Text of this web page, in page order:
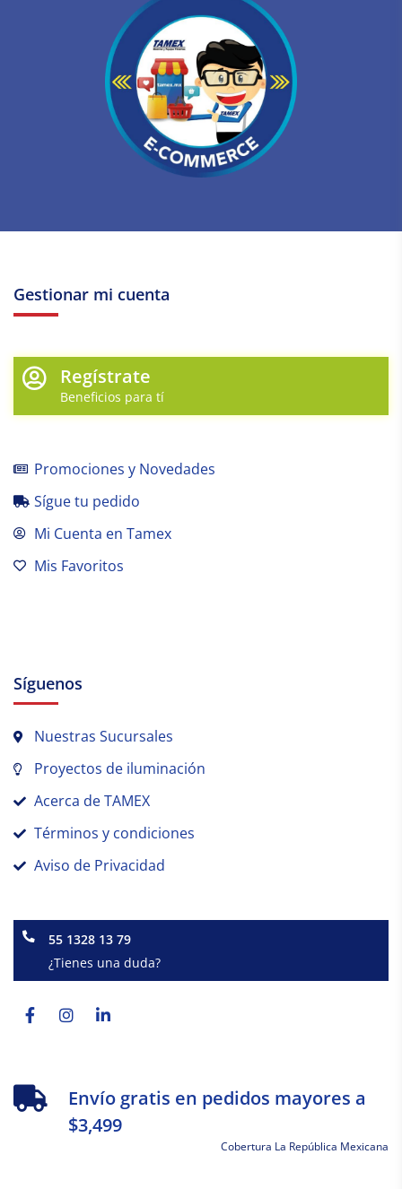
Gestionar mi cuenta
Regístrate
Beneficios para tí
Promociones y Novedades
Sígue tu pedido
Mi Cuenta en Tamex
Mis Favoritos
Síguenos
Nuestras Sucursales
Proyectos de iluminación
Acerca de TAMEX
Términos y condiciones
Aviso de Privacidad
55 1328 13 79
¿Tienes una duda?
f
Envío gratis en pedidos mayores a
$3,499
Cobertura La República Mexicana